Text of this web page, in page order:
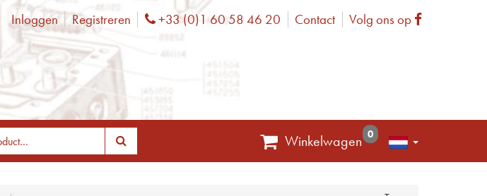
Inloggen Registreren Phone
+33 (0)1 60 58 46 20 Contact Volg ons op Facebook
Winkelwagen 0